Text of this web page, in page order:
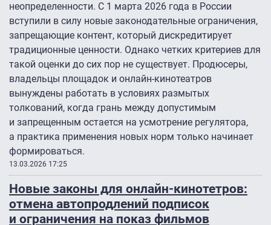
неопределенности. С 1 марта 2026 года в России
вступили в силу новые законодательные ограничения,
запрещающие контент, который дискредитирует
традиционные ценности. Однако четких критериев для
такой оценки до сих пор не существует. Продюсеры,
владельцы площадок и онлайн-кинотеатров
вынуждены работать в условиях размытых
толкований, когда грань между допустимым
и запрещенным остается на усмотрение регулятора,
а практика применения новых норм только начинает
формироваться.
13.03.2026 17:25
Новые законы для онлайн-кинотетров:
отмена автопродлений подписок
и ограничения на показ фильмов